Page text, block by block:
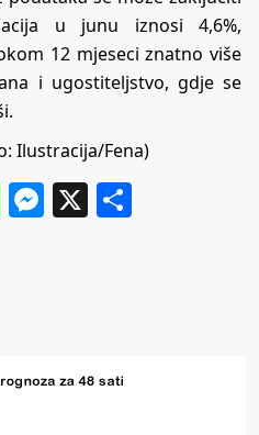
u junu iznosi 4,6%,
12 mjeseci znatno više
i ugostiteljstvo, gdje se
Ilustracija/Fena)
WhatsApp
Messenger
X